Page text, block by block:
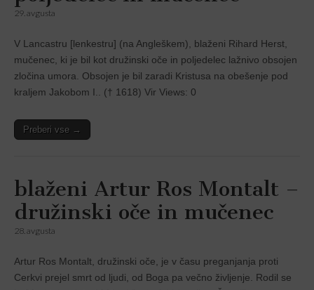
29. avgusta
V Lancastru [lenkestru] (na Angleškem), blaženi Rihard Herst,
mučenec, ki je bil kot družinski oče in poljedelec lažnivo obsojen
zločina umora. Obsojen je bil zaradi Kristusa na obešenje pod
kraljem Jakobom I.. († 1618) Vir Views: 0
Preberi vse →
blaženi Artur Ros Montalt –
družinski oče in mučenec
28. avgusta
Artur Ros Montalt, družinski oče, je v času preganjanja proti
Cerkvi prejel smrt od ljudi, od Boga pa večno življenje. Rodil se